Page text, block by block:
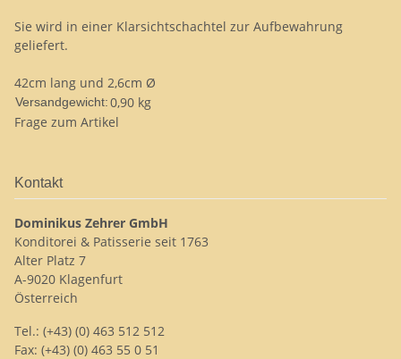
Sie wird in einer Klarsichtschachtel zur Aufbewahrung
geliefert.
42cm lang und 2,6cm Ø
Versandgewicht:0,90 kg
Frage zum Artikel
Kontakt
Dominikus Zehrer GmbH
Konditorei & Patisserie seit 1763
Alter Platz 7
A-9020 Klagenfurt
Österreich
Tel.: (+43) (0) 463 512 512
Fax: (+43) (0) 463 55 0 51